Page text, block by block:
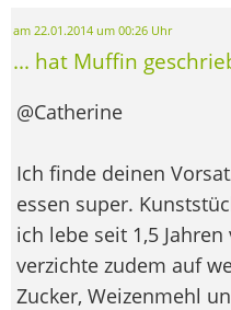
am 22.01.2014 um 00:26 Uhr
... hat Muffin
@Catherine
Ich finde deinen
essen super.
ich lebe seit 1,5
verzichte zudem auf
Zucker, Weizenmehl